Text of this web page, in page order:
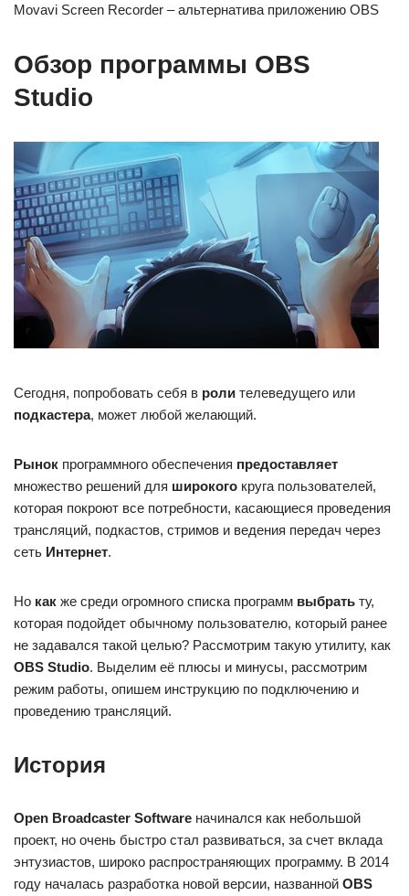
Movavi Screen Recorder – альтернатива приложению OBS
Обзор программы OBS
Studio
Сегодня, попробовать себя в роли телеведущего или
подкастера, может любой желающий.
Рынок программного обеспечения предоставляет
множество решений для широкого круга пользователей,
которая покроют все потребности, касающиеся проведения
трансляций, подкастов, стримов и ведения передач через
сеть Интернет.
Но как же среди огромного списка программ выбрать ту,
которая подойдет обычному пользователю, который ранее
не задавался такой целью? Рассмотрим такую утилиту, как
OBS Studio. Выделим её плюсы и минусы, рассмотрим
режим работы, опишем инструкцию по подключению и
проведению трансляций.
История
Open Broadcaster Software начинался как небольшой
проект, но очень быстро стал развиваться, за счет вклада
энтузиастов, широко распространяющих программу. В 2014
году началась разработка новой версии, названной OBS